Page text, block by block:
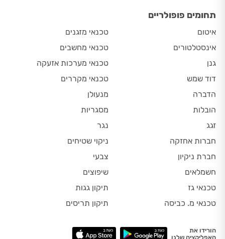
תחומים פופולריים
איטום
אינסטלטורים
גנן
דוד שמש
הדברה
הובלות
זגג
חברות אחזקה
חברת ניקיון
חשמלאים
טכנאי גז
טכנאי מ. כביסה
טכנאי מזגנים
טכנאי מחשבים
טכנאי מערכות אזעקה
טכנאי מקררים
מנעולן
מסגריות
נגר
ניקוי שטיחים
צבעי
שיפוצים
תיקון גגות
תיקון תריסים
הורידו את
האפליקציה שלנו